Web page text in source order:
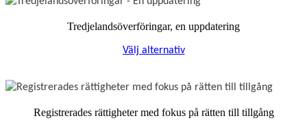
Tredjelandsöverföringar, en uppdatering
Välj alternativ
Registrerades rättigheter med fokus på rätten till tillgång